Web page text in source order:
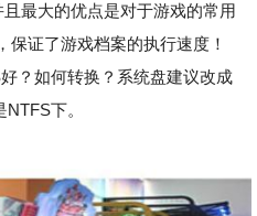
最大的优点是对于游戏的常用
证了游戏档案的执行速度！
？如何转换？系统盘建议改成
下。